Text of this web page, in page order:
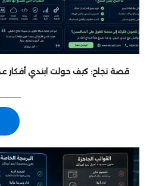
قصة نجاح: كيف حولت ابتدي أفكار